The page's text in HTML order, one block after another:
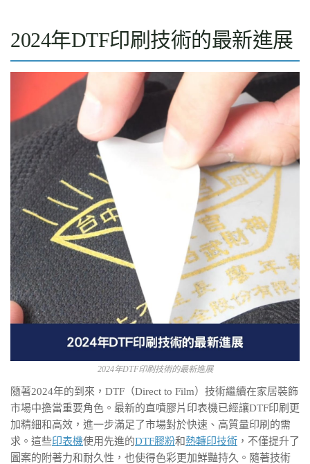
2024年DTF印刷技術的最新進展
2024年DTF印刷技術的最新進展
隨著2024年的到來，DTF（Direct to Film）技術繼續在家居裝飾
市場中擔當重要角色。最新的直噴膠片印表機已經讓DTF印刷更
加精細和高效，進一步滿足了市場對於快速、高質量印刷的需
求。這些印表機使用先進的DTF膠粉和熱轉印技術 ，不僅提升了
圖案的附著力和耐久性，也使得色彩更加鮮豔持久。隨著技術